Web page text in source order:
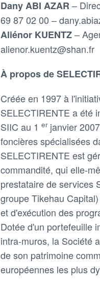
Dany ABI AZAR –
69 87 02 00 –
Aliénor KUENTZ–
alienor.kuentz@shan.fr
À propos de
Créée en 1997 à
SELECTIRENTE a été
SIIC au 1 er janvier
foncières spécialisées
SELECTIRENTE est
commandité, qui elle-
prestataire de services
groupe Tikehau
et d'exécution des
Dotée d'un portefeuille
intra-muros, la Société
de son patrimoine
européennes les plus